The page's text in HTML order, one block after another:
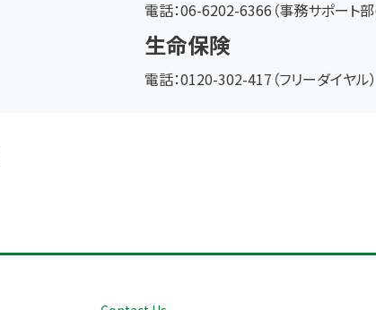
電話：06-6202-6366（事務サポート部
生命保険
電話：0120-302-417（フリーダイヤル）